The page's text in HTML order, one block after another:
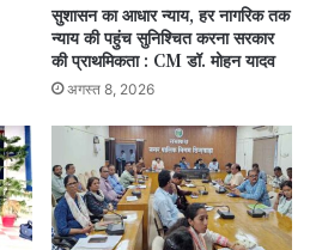
सुशासन का आधार न्याय, हर नागरिक तक
न्याय की पहुंच सुनिश्चित करना सरकार
की प्राथमिकता : CM डॉ. मोहन यादव
अगस्त 8, 2026